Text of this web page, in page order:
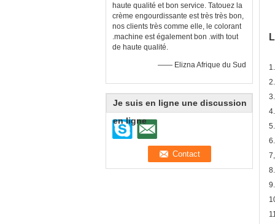
haute qualité et bon service. Tatouez la
crème engourdissante est très très bon,
nos clients très comme elle, le colorant
.machine est également bon .with tout
de haute qualité.
—— Elizna Afrique du Sud
Je suis en ligne une discussion
en ligne